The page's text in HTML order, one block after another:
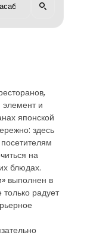
и
японской
здесь
на
блюдах.
выполнен в
радует